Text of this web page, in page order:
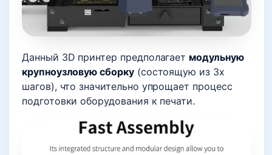
Данный 3D принтер предполагает модульную
крупноузловую сборку(состоящую из 3х
шагов), что значительно упрощает процесс
подготовки оборудования к печати.